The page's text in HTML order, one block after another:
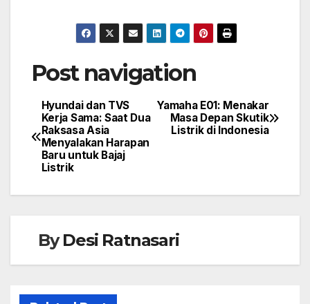
Post navigation
Yamaha E01: Menakar
Masa Depan Skutik
Listrik di Indonesia
Hyundai dan TVS
Kerja Sama: Saat Dua
Raksasa Asia
Menyalakan Harapan
Baru untuk Bajaj
Listrik
ByDesi Ratnasari